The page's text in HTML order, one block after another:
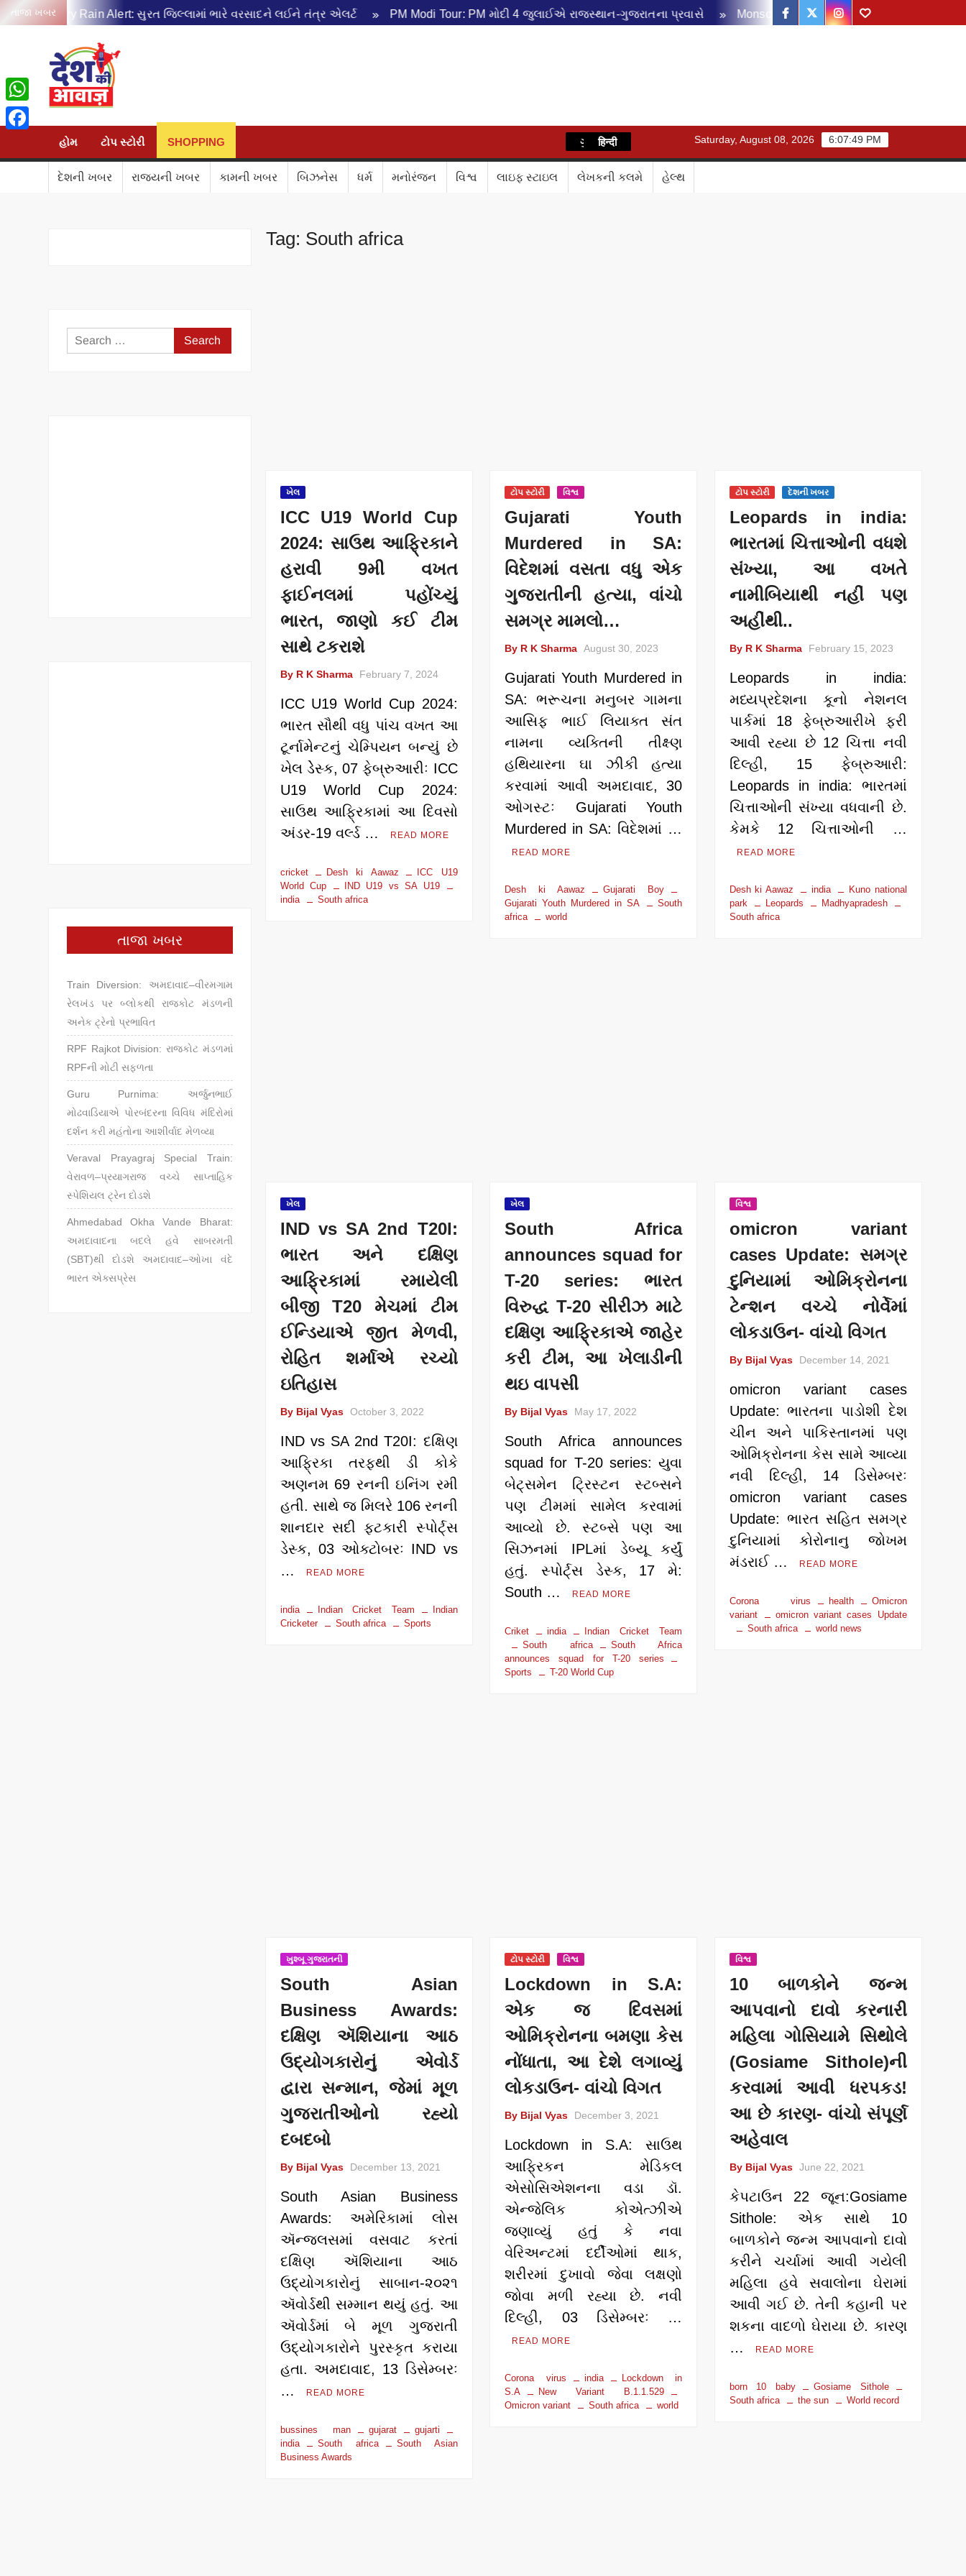
Skipતાજા ખબર
Heavy Rain Alert: સુરત જિલ્લામાં ભારે વરસાદને લઈને તંત્ર એલર્ટ PM Modi Tour: PM મોદી 4 જુલાઈએ રાજસ્થાન-ગુજરાતના પ્રવાસે Monsoon Disaster Management Review Meeting:
Facebook
TwitterInstagram
Youtube
હોમ ટોપ સ્ટોરી SHOPPING ગુજરાતી
हिन्दी 6:07:50 PM
Saturday, August 08, 2026
દેશની ખબર રાજ્યની ખબર કામની ખબર બિઝનેસ ધર્મ મનોરંજન વિશ્વ લાઇફ સ્ટાઇલ લેખકની કલમે હેલ્થ
Tag: South africa
ખેલ
ICC U19 World Cup
2024: સાઉથ આફ્રિકાને
હરાવી 9મી વખત
ફાઈનલમાં પહોંચ્યું
ભારત, જાણો કઈ ટીમ
સાથે ટકરાશે
By R K Sharma February 7, 2024
ICC U19 World Cup 2024:
ભારત સૌથી વધુ પાંચ વખત આ
ટૂર્નામેન્ટનું ચેમ્પિયન બન્યું છે
ખેલ ડેેસ્ક, 07 ફેબ્રુઆરીઃ ICC
U19 World Cup 2024:
સાઉથ આફ્રિકામાં આ દિવસો
અંડર-19 વર્લ્ડ …
READ MORE
cricket Desh ki Aawaz
ICC U19
World Cup
IND U19 vs SA U19
india
South africa
ટોપ સ્ટોરી વિશ્વ
Gujarati Youth
Murdered in SA:
વિદેશમાં વસતા વધુ એક
ગુજરાતીની હત્યા, વાંચો
સમગ્ર મામલો…
By R K Sharma August 30, 2023
Gujarati Youth Murdered in
SA: ભરૂચના મનુબર ગામના
આસિફ ભાઈ લિયાક્ત સંત
નામના વ્યક્તિની તીક્ષ્ણ
હથિયારના ઘા ઝીકી હત્યા
કરવામાં આવી અમદાવાદ, 30
ઓગસ્ટઃ Gujarati Youth
Murdered in SA: વિદેશમાં …
READ MORE
Desh ki Aawaz
Gujarati Boy
Gujarati Youth Murdered in SA
South
africa
world
ટોપ સ્ટોરી દેશની ખબર
Leopards in india:
ભારતમાં ચિત્તાઓની વધશે
સંખ્યા, આ વખતે
નામીબિયાથી નહીં પણ
અહીંથી..
By R K Sharma February 15, 2023
Leopards in india:
મધ્યપ્રદેશના કૂનો નેશનલ
પાર્કમાં 18 ફેબ્રુઆરીખે ફરી
આવી રહ્યા છે 12 ચિત્તા નવી
દિલ્હી, 15 ફેબ્રુઆરી:
Leopards in india: ભારતમાં
ચિત્તાઓની સંખ્યા વધવાની છે.
કેમકે 12 ચિત્તાઓની …
READ MORE
Desh ki Aawaz india
Kuno national
park
Leopards
Madhyapradesh
South africa
ખેલ
IND vs SA 2nd T20I:
ભારત અને દક્ષિણ
આફ્રિકામાં રમાયેલી
બીજી T20 મેચમાં ટીમ
ઈન્ડિયાએ જીત મેળવી,
રોહિત શર્માએ રચ્યો
ઇતિહાસ
By Bijal Vyas October 3, 2022
IND vs SA 2nd T20I: દક્ષિણ
આફ્રિકા તરફથી ડી કોકે
અણનમ 69 રનની ઇનિંગ રમી
હતી. સાથે જ મિલરે 106 રનની
શાનદાર સદી ફટકારી સ્પોર્ટ્સ
ડેસ્ક, 03 ઓક્ટોબરઃ IND vs
…
READ MORE
india Indian Cricket Team
Indian
Cricketer
South africa Sports
ખેલ
South Africa
announces squad for
T-20 series: ભારત
વિરુદ્ધ T-20 સીરીઝ માટે
દક્ષિણ આફ્રિકાએ જાહેર
કરી ટીમ, આ ખેલાડીની
થઇ વાપસી
By Bijal Vyas May 17, 2022
South Africa announces
squad for T-20 series: યુવા
બેટ્સમેન ટ્રિસ્ટન સ્ટબ્સને
પણ ટીમમાં સામેલ કરવામાં
આવ્યો છે. સ્ટબ્સે પણ આ
સિઝનમાં IPLમાં ડેબ્યૂ કર્યું
હતું. સ્પોર્ટ્સ ડેસ્ક, 17 મે:
South …
READ MORE
Criket india
Indian Cricket Team
South africa
South Africa
announces squad for T-20 series
Sports
T-20 World Cup
વિશ્વ
omicron variant
cases Update: સમગ્ર
દુનિયામાં ઓમિક્રોનના
ટેન્શન વચ્ચે નોર્વેમાં
લોકડાઉન- વાંચો વિગત
By Bijal Vyas December 14, 2021
omicron variant cases
Update: ભારતના પાડોશી દેશ
ચીન અને પાકિસ્તાનમાં પણ
ઓમિક્રોનના કેસ સામે આવ્યા
નવી દિલ્હી, 14 ડિસેમ્બરઃ
omicron variant cases
Update: ભારત સહિત સમગ્ર
દુનિયામાં કોરોનાનુ જોખમ
મંડરાઈ …
READ MORE
Corona virus health
Omicron
variant
omicron variant cases Update
South africa
world news
ખુશ્બૂ ગુજરાતની
South Asian
Business Awards:
દક્ષિણ ઍશિયાના આઠ
ઉદ્યોગકારોનું એવોર્ડ
દ્વારા સન્માન, જેમાં મૂળ
ગુજરાતીઓનો રહ્યો
દબદબો
By Bijal Vyas December 13, 2021
South Asian Business
Awards: અમેરિકામાં લોસ
ઍન્જલસમાં વસવાટ કરતાં
દક્ષિણ ઍશિયાના આઠ
ઉદ્યોગકારોનું સાબાન-૨૦૨૧
ઍવોર્ડથી સમ્માન થયું હતું. આ
ઍવોર્ડમાં બે મૂળ ગુજરાતી
ઉદ્યોગકારોને પુરસ્કૃત કરાયા
હતા. અમદાવાદ, 13 ડિસેમ્બરઃ
…
READ MORE
bussines man gujarat
gujarti
india
South africa
South Asian
Business Awards
ટોપ સ્ટોરી વિશ્વ
Lockdown in S.A:
એક જ દિવસમાં
ઓમિક્રોનના બમણા કેસ
નોંધાતા, આ દેશે લગાવ્યું
લોકડાઉન- વાંચો વિગત
By Bijal Vyas December 3, 2021
Lockdown in S.A: સાઉથ
આફ્રિકન મેડિકલ
એસોસિએશનના વડા ડૉ.
એન્જેલિક કોએત્ઝીએ
જણાવ્યું હતું કે નવા
વેરિઅન્ટમાં દર્દીઓમાં થાક,
શરીરમાં દુખાવો જેવા લક્ષણો
જોવા મળી રહ્યા છે. નવી
દિલ્હી, 03 ડિસેમ્બરઃ …
READ MORE
Corona virus india
Lockdown in
S.A
New Variant B.1.1.529
Omicron variant
South africa world
વિશ્વ
10 બાળકોને જન્મ
આપવાનો દાવો કરનારી
મહિલા ગોસિયામે સિથોલે
(Gosiame Sithole)ની
કરવામાં આવી ધરપકડ!
આ છે કારણ- વાંચો સંપૂર્ણ
અહેવાલ
By Bijal Vyas June 22, 2021
કેપટાઉન 22 જૂન:Gosiame
Sithole: એક સાથે 10
બાળકોને જન્મ આપવાનો દાવો
કરીને ચર્ચામાં આવી ગયેલી
મહિલા હવે સવાલોના ઘેરામાં
આવી ગઈ છે. તેની કહાની પર
શકના વાદળો ઘેરાયા છે. કારણ
…
READ MORE
born 10 baby
Gosiame Sithole
South africa
the sun World record
Search
તાજા ખબર
Train Diversion: અમદાવાદ–વીરમગામ
રેલખંડ પર બ્લોકથી રાજકોટ મંડળની
અનેક ટ્રેનો પ્રભાવિત
RPF Rajkot Division: રાજકોટ મંડળમાં
RPFની મોટી સફળતા
Guru Purnima: અર્જુનભાઈ
મોઢવાડિયાએ પોરબંદરના વિવિધ મંદિરોમાં
દર્શન કરી મહંતોના આશીર્વાદ મેળવ્યા
Veraval Prayagraj Special Train:
વેરાવળ–પ્રયાગરાજ વચ્ચે સાપ્તાહિક
સ્પેશિયલ ટ્રેન દોડશે
Ahmedabad Okha Vande Bharat:
અમદાવાદના બદલે હવે સાબરમતી
(SBT)થી દોડશે અમદાવાદ–ઓખા વંદે
ભારત એક્સપ્રેસ
WhatsApp
Facebook